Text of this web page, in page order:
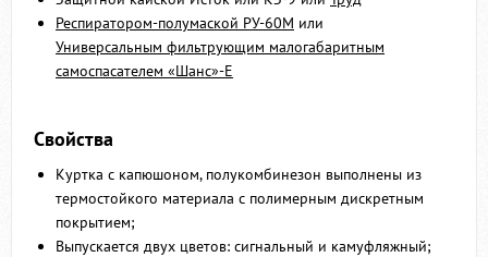
Респиратором-полумаской РУ-60М или
Универсальным фильтрующим малогабаритным
самоспасателем «Шанс»-Е
Свойства
Куртка с капюшоном, полукомбинезон выполнены из
термостойкого материала с полимерным дискретным
покрытием;
Выпускается двух цветов: сигнальный и камуфляжный;